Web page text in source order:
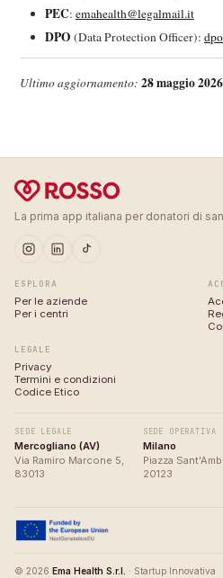
PEC: emahealth@legalmail.it
DPO (Data Protection Officer):
Ultimo aggiornamento: 28 maggio 2026
La prima app italiana per donatori di
ESPLORA
Per le aziende
Per i centri
LEGALE
Privacy
Termini e condizioni
Codice Etico
SEDE LEGALE
Mercogliano (AV)
Via Ramiro Marcone 5,
83013
SEDE OPERATIVA
Milano
Piazza
20123
© 2026 Ema Health S.r.l. · Startup Innovativa